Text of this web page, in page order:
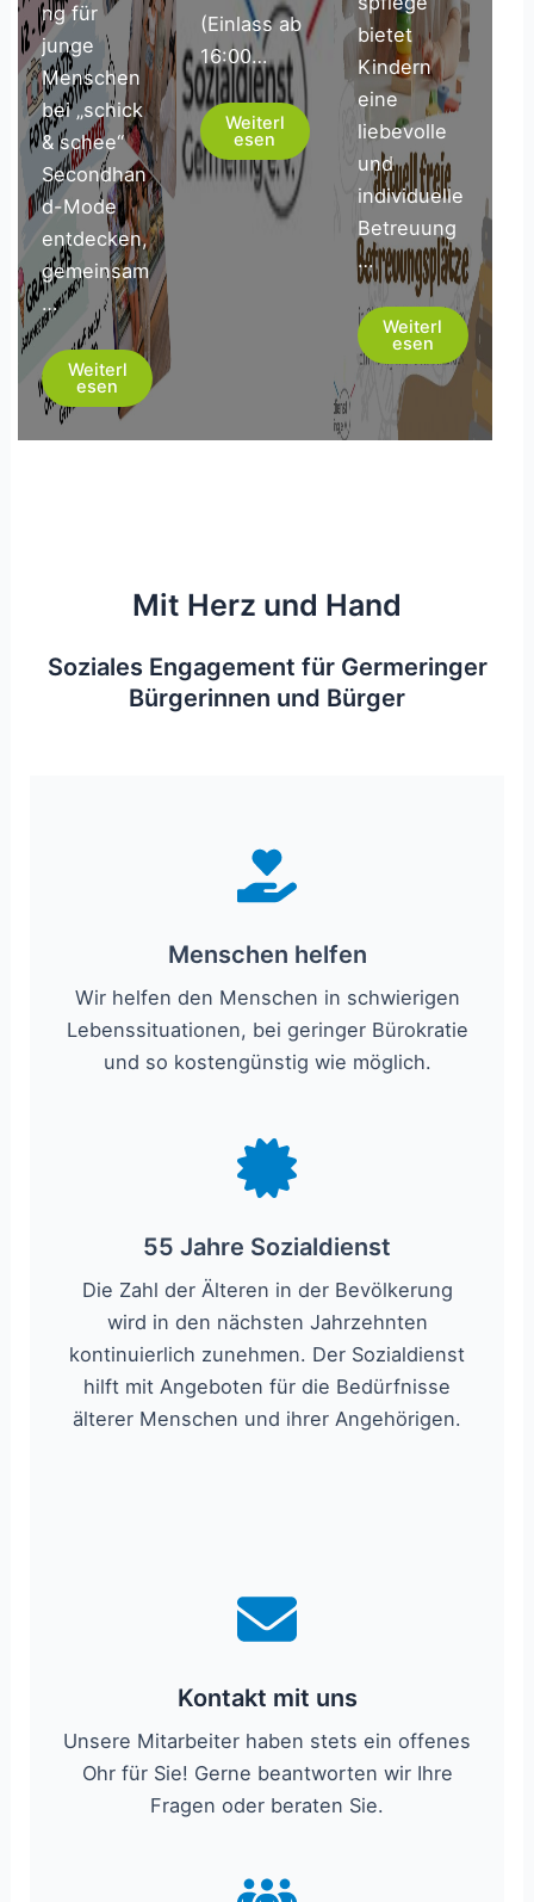
ng für
junge
Menschen
bei „schick
& schee“
Secondhan
d-Mode
entdecken,
gemeinsam
…
Weiterl
esen
(Einlass ab
16:00…
Weiterl
esen
bietet
Kindern
eine
liebevolle
und
individuelle
Betreuung
…
Weiterl
esen
Mit Herz und Hand
Soziales Engagement für Germeringer
Bürgerinnen und Bürger
Menschen helfen
Wir helfen den Menschen in schwierigen
Lebenssituationen, bei geringer Bürokratie
und so kostengünstig wie möglich.
55 Jahre Sozialdienst
Die Zahl der Älteren in der Bevölkerung
wird in den nächsten Jahrzehnten
kontinuierlich zunehmen. Der Sozialdienst
hilft mit Angeboten für die Bedürfnisse
älterer Menschen und ihrer Angehörigen.
Kontakt mit uns
Unsere Mitarbeiter haben stets ein offenes
Ohr für Sie! Gerne beantworten wir Ihre
Fragen oder beraten Sie.